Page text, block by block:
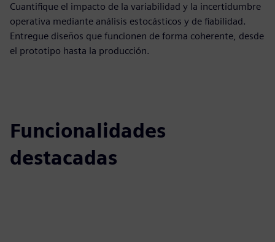
Cuantifique el impacto de la variabilidad y la incertidumbre
operativa mediante análisis estocásticos y de fiabilidad.
Entregue diseños que funcionen de forma coherente, desde
el prototipo hasta la producción.
Funcionalidades
destacadas